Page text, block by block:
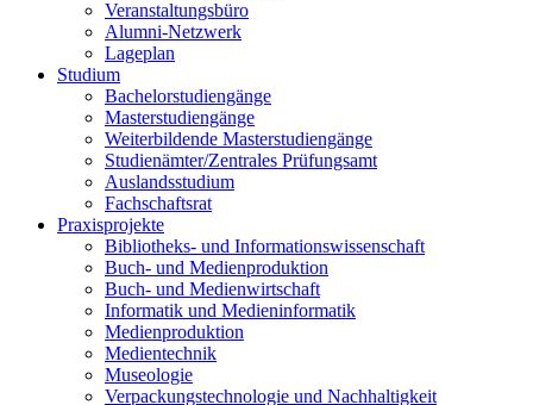
Veranstaltungsbüro
Alumni-Netzwerk
Lageplan
Studium
Bachelorstudiengänge
Masterstudiengänge
Weiterbildende Masterstudiengänge
Studienämter/Zentrales Prüfungsamt
Auslandsstudium
Fachschaftsrat
Praxisprojekte
Bibliotheks- und Informationswissenschaft
Buch- und Medienproduktion
Buch- und Medienwirtschaft
Informatik und Medieninformatik
Medienproduktion
Medientechnik
Museologie
Verpackungstechnologie und Nachhaltigkeit